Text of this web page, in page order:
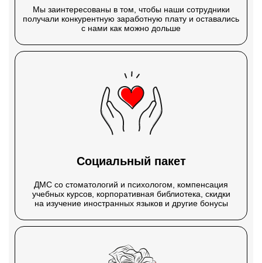
Мы заинтересованы в том, чтобы наши сотрудники
получали конкурентную заработную плату и оставались
с нами как можно дольше
Социальный пакет
ДМС со стоматологий и психологом, компенсация
учебных курсов, корпоративная библиотека, скидки
на изучение иностранных языков и другие бонусы